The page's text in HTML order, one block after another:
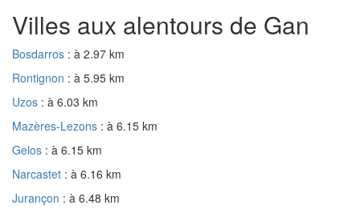
Villes aux alentours de Gan
Bosdarros : à 2.97 km
Rontignon : à 5.95 km
Uzos : à 6.03 km
Mazères-Lezons : à 6.15 km
Gelos : à 6.15 km
Narcastet : à 6.16 km
Jurançon : à 6.48 km